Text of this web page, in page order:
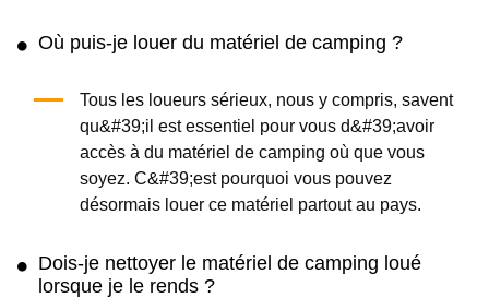
Où puis-je louer du matériel de camping ?
Tous les loueurs sérieux, nous y compris, savent
qu&#39;il est essentiel pour vous d&#39;avoir
accès à du matériel de camping où que vous
soyez. C&#39;est pourquoi vous pouvez
désormais louer ce matériel partout au pays.
Dois-je nettoyer le matériel de camping loué
lorsque je le rends ?